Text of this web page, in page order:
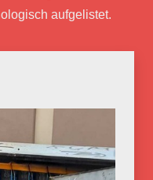
aufgelistet.